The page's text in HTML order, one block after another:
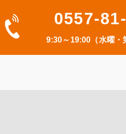
0557-
9:30～19:00（水曜・